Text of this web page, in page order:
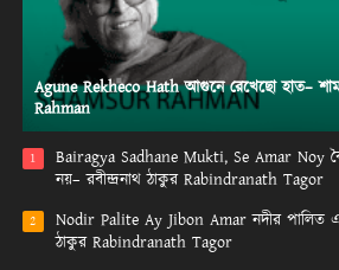
Agune Rekheco Hath আগুনে রেখেছো হাত–
Rahman
1
Bairagya Sadhane Mukti, Se Amar Noy
নয়– রবীন্দ্রনাথ ঠাকুর Rabindranath Tagor
2
Nodir Palite Ay Jibon Amar নদীর পালিত
ঠাকুর Rabindranath Tagor